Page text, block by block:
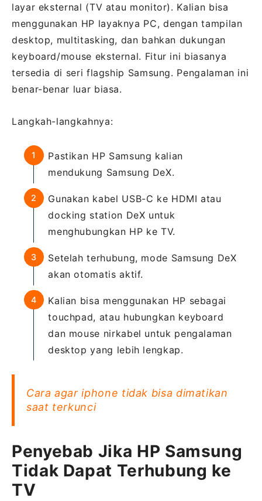
layar eksternal (TV atau monitor). Kalian bisa
menggunakan HP layaknya PC, dengan tampilan
desktop, multitasking, dan bahkan dukungan
keyboard/mouse eksternal. Fitur ini biasanya
tersedia di seri flagship Samsung. Pengalaman ini
benar-benar luar biasa.
Langkah-langkahnya:
Pastikan HP Samsung kalian
mendukung Samsung DeX.
Gunakan kabel USB-C ke HDMI atau
docking station DeX untuk
menghubungkan HP ke TV.
Setelah terhubung, mode Samsung DeX
akan otomatis aktif.
Kalian bisa menggunakan HP sebagai
touchpad, atau hubungkan keyboard
dan mouse nirkabel untuk pengalaman
desktop yang lebih lengkap.
Cara agar iphone tidak bisa dimatikan
saat terkunci
Penyebab Jika HP Samsung
Tidak Dapat Terhubung ke
TV